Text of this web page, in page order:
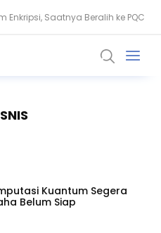
Enkripsi, Saatnya Beralih ke PQC
Keamanan Data Global
Kuantum Segera
Belum Siap